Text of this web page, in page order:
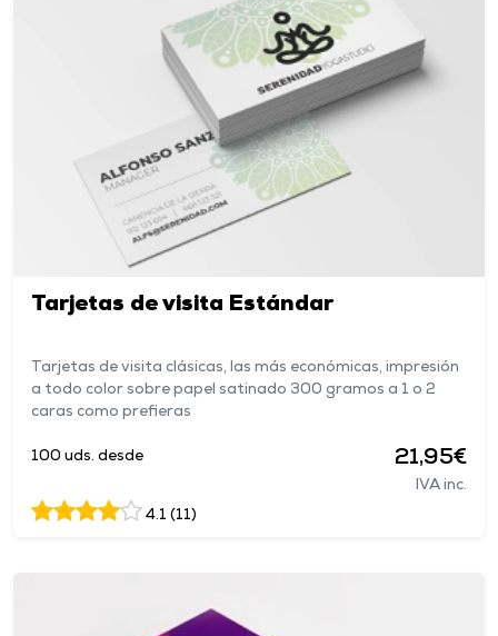
Tarjetas de visita Estándar
Tarjetas de visita clásicas, las más económicas, impresión
a todo color sobre papel satinado 300 gramos a 1 o 2
caras como prefieras
100 uds. desde 21,95€
IVA inc.
4.1 (11)